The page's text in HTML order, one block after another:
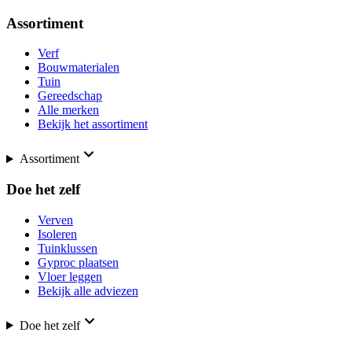
Assortiment
Verf
Bouwmaterialen
Tuin
Gereedschap
Alle merken
Bekijk het assortiment
Assortiment
Doe het zelf
Verven
Isoleren
Tuinklussen
Gyproc plaatsen
Vloer leggen
Bekijk alle adviezen
Doe het zelf